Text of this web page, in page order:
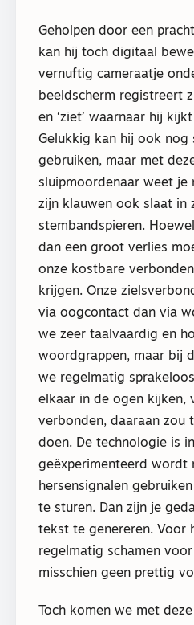
Geholpen door een
kan hij toch digitaal
vernuftig cameraatje
beeldscherm registreert
en ‘ziet’ waarnaar hij
Gelukkig kan hij ook nog
gebruiken, maar met
sluipmoordenaar weet je
zijn klauwen ook slaat in
stembandspieren.
dan een groot verlies
onze kostbare
krijgen. Onze
via oogcontact dan via
we zeer taalvaardig en
woordgrappen, maar bij
we regelmatig
elkaar in de ogen kijken,
verbonden, daaraan zou
doen. De technologie is
geëxperimenteerd wordt
hersensignalen
te sturen. Dan zijn je
tekst te genereren. Voor
regelmatig schamen
misschien geen prettig
Toch komen we met